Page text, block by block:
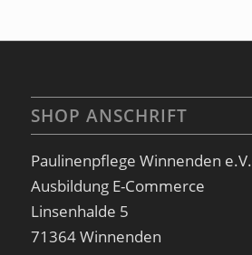
SHOP ANSCHRIFT
Paulinenpflege Winnenden e.V.
Ausbildung E-Commerce
Linsenhalde 5
71364 Winnenden